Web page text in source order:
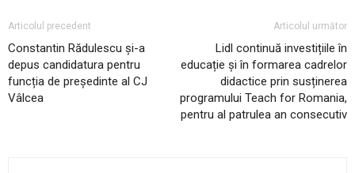
Articolul precedent
Constantin Rădulescu și-a
depus candidatura pentru
funcția de președinte al CJ
Vâlcea
Articolul următor
Lidl continuă investițiile în
educație și în formarea cadrelor
didactice prin susținerea
programului Teach for Romania,
pentru al patrulea an consecutiv